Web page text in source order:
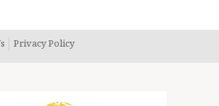
Privacy Policy